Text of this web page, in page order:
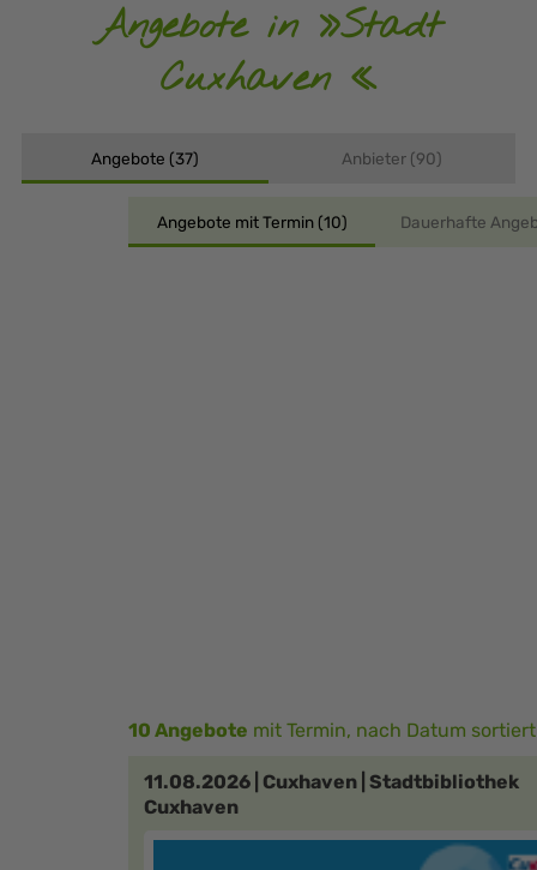
Angebote in »Stadt
Cuxhaven «
Angebote (37) Anbieter (90)
Angebote mit Termin (10) Dauerhafte
10 Angebote mit Termin, nach Datum sortiert
11.08.2026 | Cuxhaven | Stadtbibliothek
Cuxhaven